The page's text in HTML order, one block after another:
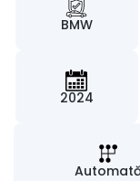
BMW
2024